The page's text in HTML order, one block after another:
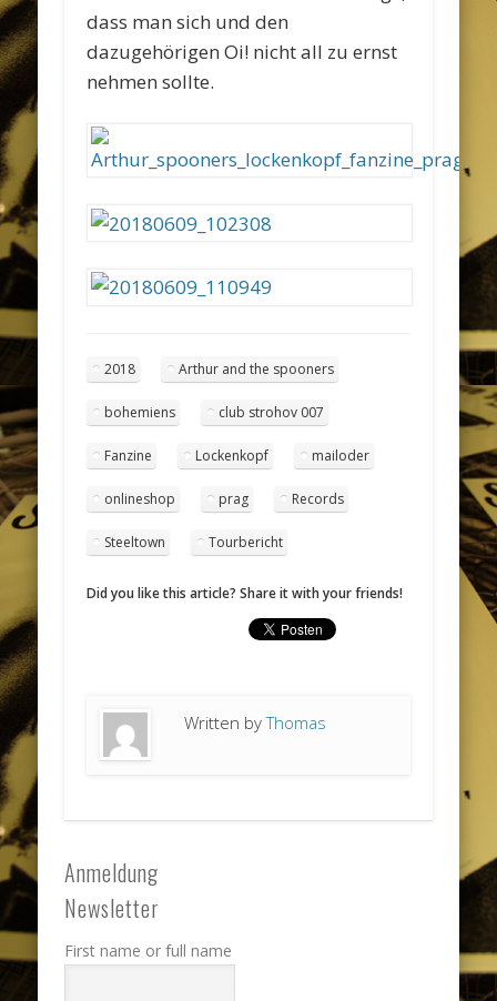
dass man sich und den
dazugehörigen Oi! nicht all zu ernst
nehmen sollte.
2018 Arthur and the spooners
bohemiens club strohov 007
Fanzine Lockenkopf mailoder
onlineshop prag Records
Steeltown Tourbericht
Did you like this article? Share it with your friends!
Written byThomas
Anmeldung
Newsletter
First name or full name